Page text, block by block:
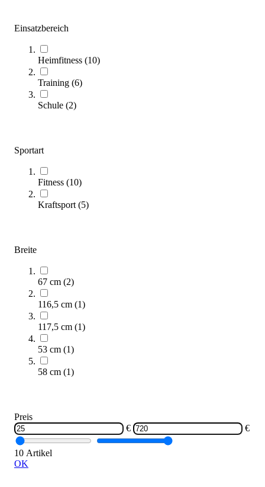
Einsatzbereich
Heimfitness (10)
Training (6)
Schule (2)
Sportart
Fitness (10)
Kraftsport (5)
Breite
67 cm (2)
116,5 cm (1)
117,5 cm (1)
53 cm (1)
58 cm (1)
Preis
€
€
10 Artikel
OK
BenchK® Klimmzugstange PB3
395,00 €
Zum Produkt
Varianten zur Auswahl
Nur wenige auf Lager
ab
Zum Produkt
Varianten zur Auswahl
Nur wenige auf Lager
BenchK® Pull-up Bar D8
589,00 €